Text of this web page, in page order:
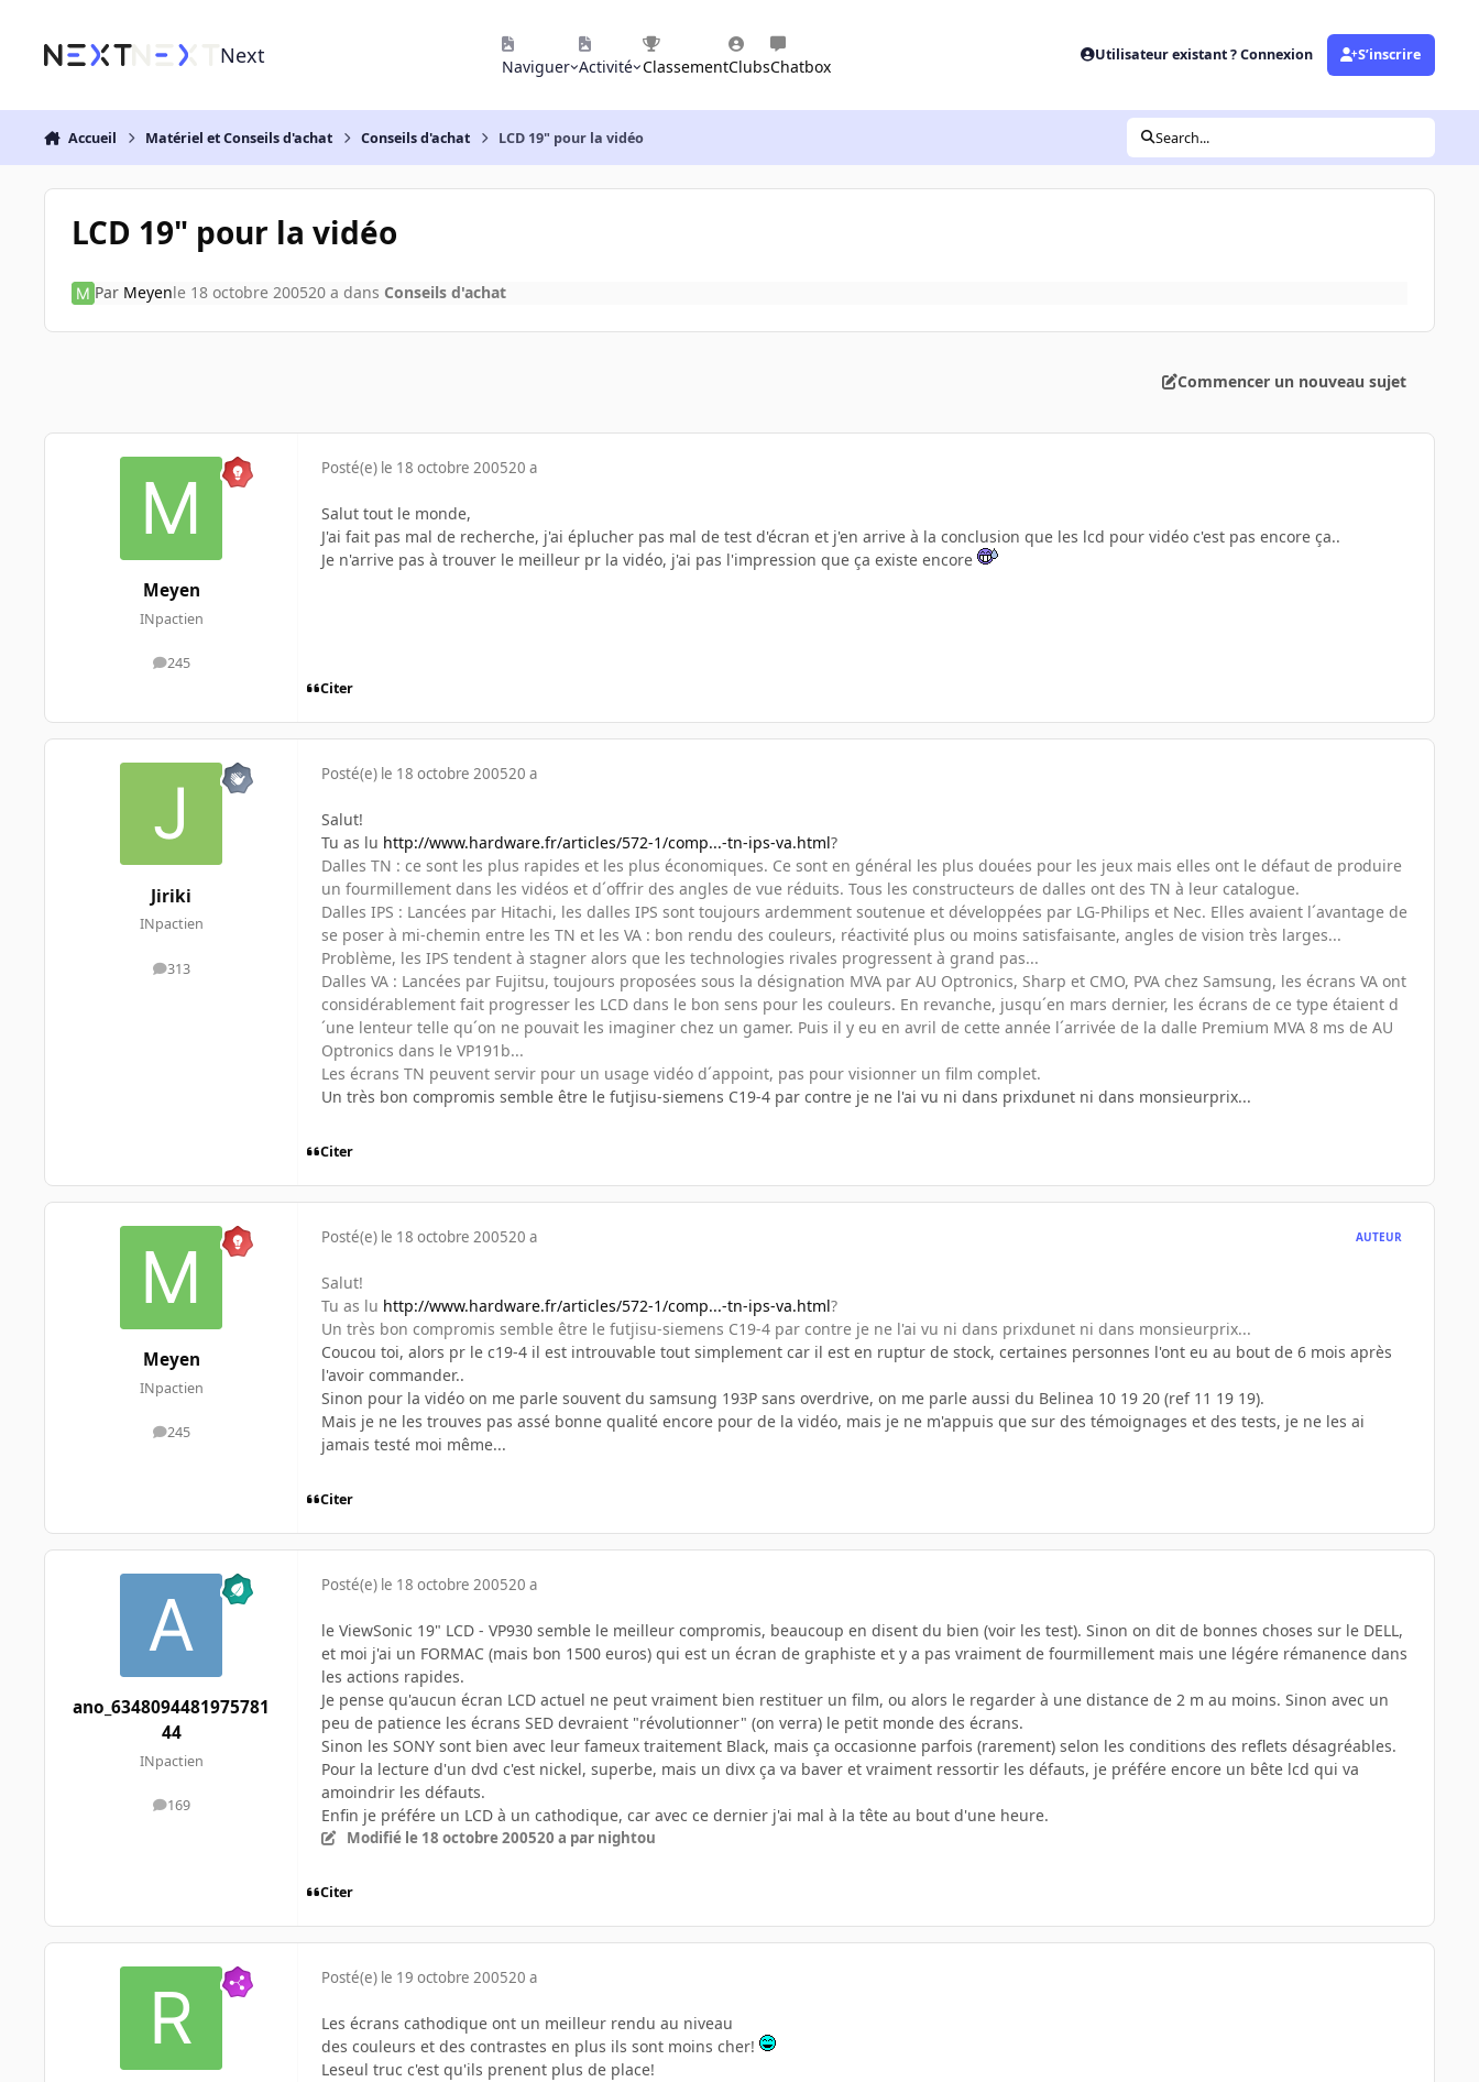
Next Naviguer Activité ClassementClubsChatbox
Utilisateur existant ? Connexion S’inscrire
Accueil Matériel et Conseils d'achat Conseils d'achat LCD 19" pour la vidéo Search...
LCD 19" pour la vidéo
Par Meyenle 18 octobre 200520 a dans Conseils d'achat
Commencer un nouveau sujet
Meyen
INpactien
245
messages
Posté(e) le 18 octobre 200520 a
Salut tout le monde,
J'ai fait pas mal de recherche, j'ai éplucher pas mal de test d'écran et j'en arrive à la conclusion que les lcd pour vidéo c'est pas encore ça..
Je n'arrive pas à trouver le meilleur pr la vidéo, j'ai pas l'impression que ça existe encore
Citer
Jiriki
INpactien
313
messages
Posté(e) le 18 octobre 200520 a
Salut!
Tu as lu http://www.hardware.fr/articles/572-1/comp...-tn-ips-va.html?
Dalles TN : ce sont les plus rapides et les plus économiques. Ce sont en général les plus douées pour les jeux mais elles ont le défaut de produire
un fourmillement dans les vidéos et d´offrir des angles de vue réduits. Tous les constructeurs de dalles ont des TN à leur catalogue.
Dalles IPS : Lancées par Hitachi, les dalles IPS sont toujours ardemment soutenue et développées par LG-Philips et Nec. Elles avaient l´avantage de
se poser à mi-chemin entre les TN et les VA : bon rendu des couleurs, réactivité plus ou moins satisfaisante, angles de vision très larges...
Problème, les IPS tendent à stagner alors que les technologies rivales progressent à grand pas...
Dalles VA : Lancées par Fujitsu, toujours proposées sous la désignation MVA par AU Optronics, Sharp et CMO, PVA chez Samsung, les écrans VA ont
considérablement fait progresser les LCD dans le bon sens pour les couleurs. En revanche, jusqu´en mars dernier, les écrans de ce type étaient d
´une lenteur telle qu´on ne pouvait les imaginer chez un gamer. Puis il y eu en avril de cette année l´arrivée de la dalle Premium MVA 8 ms de AU
Optronics dans le VP191b...
Les écrans TN peuvent servir pour un usage vidéo d´appoint, pas pour visionner un film complet.
Un très bon compromis semble être le futjisu-siemens C19-4 par contre je ne l'ai vu ni dans prixdunet ni dans monsieurprix...
Citer
Meyen
INpactien
245
messages
Posté(e) le 18 octobre 200520 a AUTEUR
Salut!
Tu as lu http://www.hardware.fr/articles/572-1/comp...-tn-ips-va.html?
Un très bon compromis semble être le futjisu-siemens C19-4 par contre je ne l'ai vu ni dans prixdunet ni dans monsieurprix...
Coucou toi, alors pr le c19-4 il est introuvable tout simplement car il est en ruptur de stock, certaines personnes l'ont eu au bout de 6 mois après
l'avoir commander..
Sinon pour la vidéo on me parle souvent du samsung 193P sans overdrive, on me parle aussi du Belinea 10 19 20 (ref 11 19 19).
Mais je ne les trouves pas assé bonne qualité encore pour de la vidéo, mais je ne m'appuis que sur des témoignages et des tests, je ne les ai
jamais testé moi même...
Citer
ano_6348094481975781
44
INpactien
169
messages
Posté(e) le 18 octobre 200520 a
le ViewSonic 19" LCD - VP930 semble le meilleur compromis, beaucoup en disent du bien (voir les test). Sinon on dit de bonnes choses sur le DELL,
et moi j'ai un FORMAC (mais bon 1500 euros) qui est un écran de graphiste et y a pas vraiment de fourmillement mais une légére rémanence dans
les actions rapides.
Je pense qu'aucun écran LCD actuel ne peut vraiment bien restituer un film, ou alors le regarder à une distance de 2 m au moins. Sinon avec un
peu de patience les écrans SED devraient "révolutionner" (on verra) le petit monde des écrans.
Sinon les SONY sont bien avec leur fameux traitement Black, mais ça occasionne parfois (rarement) selon les conditions des reflets désagréables.
Pour la lecture d'un dvd c'est nickel, superbe, mais un divx ça va baver et vraiment ressortir les défauts, je préfére encore un bête lcd qui va
amoindrir les défauts.
Enfin je préfére un LCD à un cathodique, car avec ce dernier j'ai mal à la tête au bout d'une heure.
Modifié le 18 octobre 200520 a par nightou
Citer
Posté(e) le 19 octobre 200520 a
Les écrans cathodique ont un meilleur rendu au niveau
des couleurs et des contrastes en plus ils sont moins cher!
Leseul truc c'est qu'ils prenent plus de place!